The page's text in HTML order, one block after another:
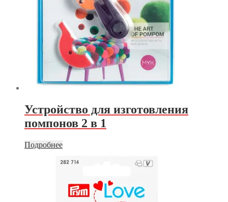
Устройство для изготовления
помпонов 2 в 1
Подробнее